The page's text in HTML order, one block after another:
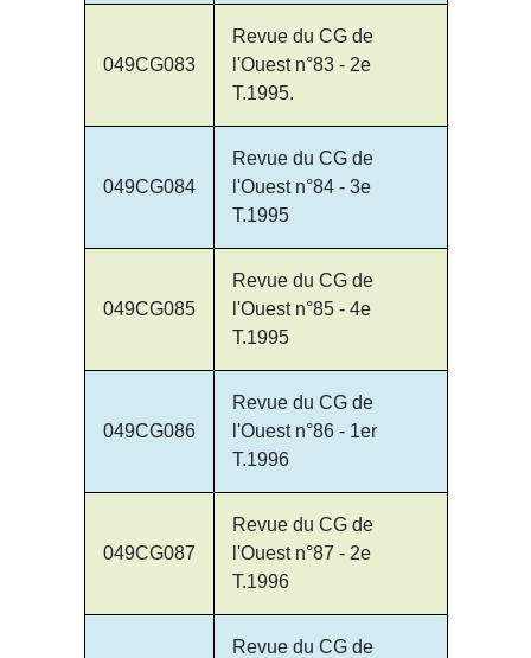
049CG083
Revue du CG de
l'Ouest n°83 - 2e
T.1995.
049CG084
Revue du CG de
l'Ouest n°84 - 3e
T.1995
049CG085
Revue du CG de
l'Ouest n°85 - 4e
T.1995
049CG086
Revue du CG de
l'Ouest n°86 - 1er
T.1996
049CG087
Revue du CG de
l'Ouest n°87 - 2e
T.1996
Revue du CG de